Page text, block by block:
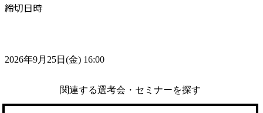
締切日時
2026年9月25日(金) 16:00
関連する選考会・セミナーを探す